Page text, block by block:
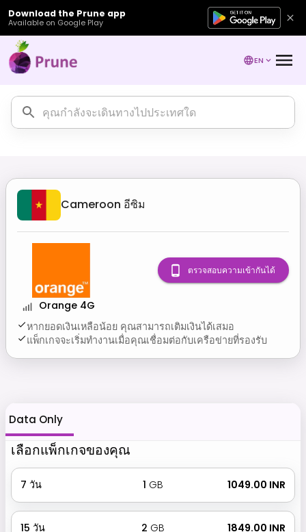
Download the Prune app
Available on Google Play
EN
Cameroon อีซิม
Orange 4G
หากยอดเงินเหลือน้อย คุณสามารถเติมเงินได้เสมอ
แพ็กเกจจะเริ่มทำงานเมื่อคุณเชื่อมต่อกับเครือข่ายที่รองรับ
ตรวจสอบความเข้ากันได้
Data Only
เลือกแพ็กเกจของคุณ
7 วัน 1 GB ₹ 1049.00 INR
15 วัน 2 GB ₹ 1849.00 INR